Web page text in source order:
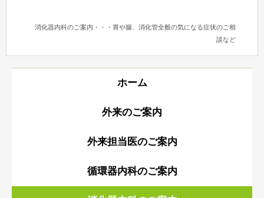
消化器内科のご案内・・・胃や腸、消化管全般の気になる症状のご相
談など
ホーム
外来のご案内
外来担当医のご案内
循環器内科のご案内